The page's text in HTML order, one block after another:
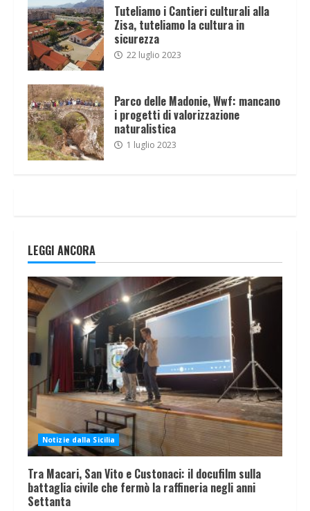
Tuteliamo i Cantieri culturali alla
Zisa, tuteliamo la cultura in
sicurezza
22 luglio 2023
Parco delle Madonie, Wwf: mancano
i progetti di valorizzazione
naturalistica
1 luglio 2023
LEGGI ANCORA
Notizie dalla Sicilia
Tra Macari, San Vito e Custonaci: il docufilm sulla
battaglia civile che fermò la raffineria negli anni
Settanta